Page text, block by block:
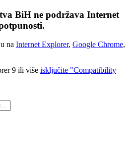
BiH ne podržava Internet
na Internet Explorer, Google Chrome,
9 ili više isključite "Compatibility